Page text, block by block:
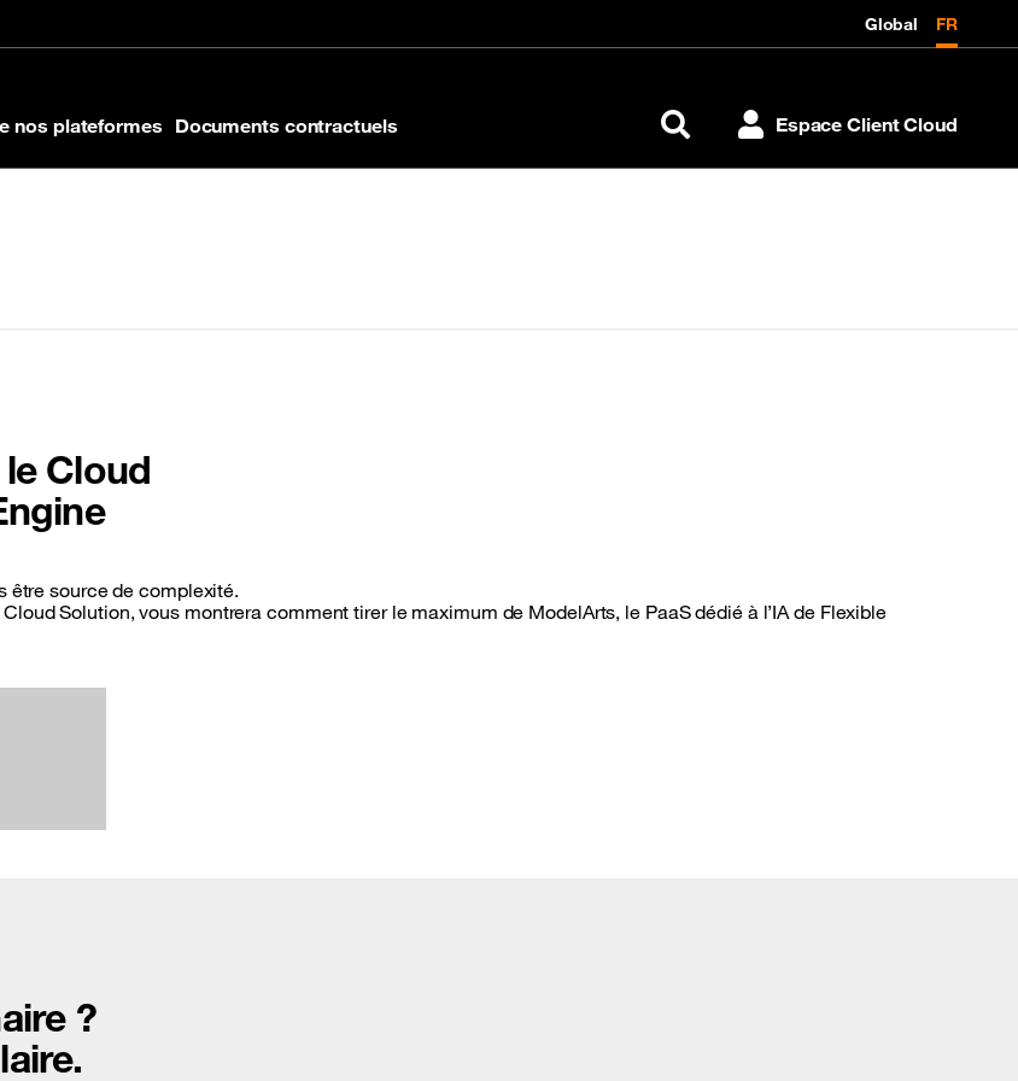
Global FR
nos plateformes Documents contractuels Rechercher Espace Client Cloud
Cloud
être source de complexité.
Solution, vous montrera comment tirer le maximum de ModelArts, le PaaS dédié à l’IA de Flexible
?